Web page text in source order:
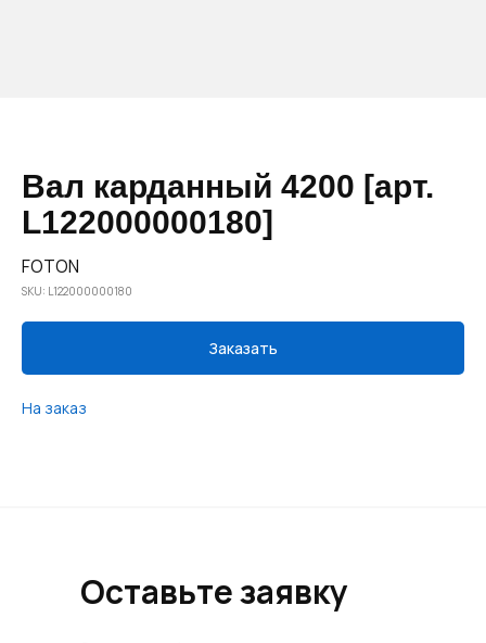
Вал карданный 4200 [арт.
L122000000180]
FOTON
SKU: L122000000180
Заказать
На заказ
Оставьте заявку